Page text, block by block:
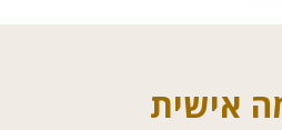
אישית